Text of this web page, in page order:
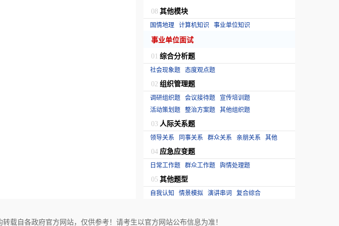
08 其他模块
国情地理 计算机知识 事业单位知识
事业单位面试
01 综合分析题
社会现象题 态度观点题
02 组织管理题
调研组织题 会议接待题 宣传培训题
活动策划题 整治方案题 其他组织题
03 人际关系题
领导关系 同事关系 群众关系 亲朋关系 其他
04 应急应变题
日常工作题 群众工作题 舆情处理题
05 其他题型
自我认知 情景模拟 演讲串词 复合综合
载自各政府官方网站，仅供参考！请考生以官方网站公布信息为准！